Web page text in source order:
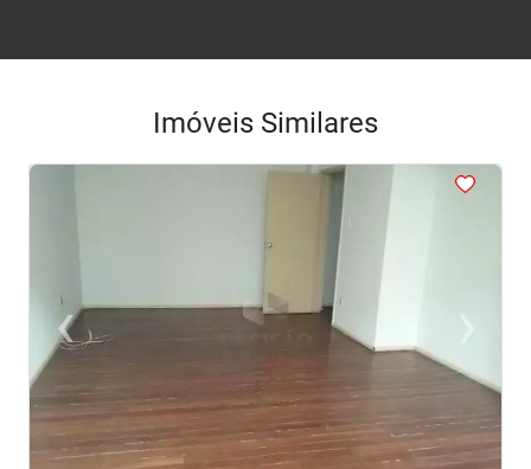
Imóveis Similares
<
‹Previous ›Next